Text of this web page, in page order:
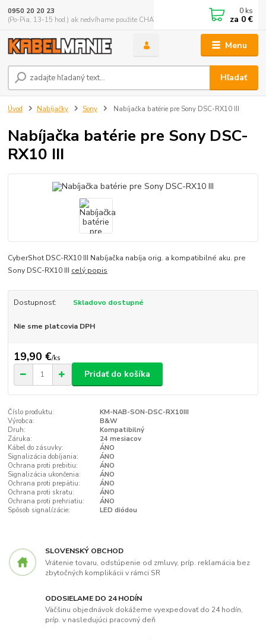
Menu
Hľadať
0950 20 20 23
(Po-Pia, 13-15 hod.) ak nedvíhame použite CHATBOX
0 ks
za 0 €
Úvod Nabíjačky Sony Nabíjačka batérie pre Sony DSC-RX10 III
Nabíjačka batérie pre Sony DSC-
RX10 III
CyberShot DSC-RX10 III Nabíjačka nabíja orig. a kompatibilné aku. pre
Sony DSC-RX10 III celý popis
Dostupnosť: Skladovo dostupné
Nie sme platcovia DPH
19,90 €/ks
Pridať do košíka
Číslo produktu:
KM-NAB-SON-DSC-RX10III
Výrobca:
B&W
Druh:
Kompatibilný
Záruka:
24 mesiacov
Kábel do zásuvky:
ÁNO
Signalizácia dobíjania:
ÁNO
Ochrana proti prebitiu:
ÁNO
Signalizácia ukončenia:
ÁNO
Ochrana proti prepätiu:
ÁNO
Ochrana proti skratu:
ÁNO
Ochrana proti prehriatiu:
ÁNO
Spôsob signalízácie:
LED diódou
SLOVENSKÝ OBCHOD
Vrátenie tovaru, odstúpenie od zmluvy, príp. reklamácia bez
zbytočných komplikácii v rámci SR
ODOSIELAME DO 24 HODÍN
Väčšinu objednávok dokážeme vyexpedovať do 24 hodín,
príp. v nasledujúci pracovný deň